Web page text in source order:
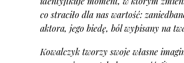
co straciło dla nas wartość:
aktora, jego biedę, ból wypisany na
Kowalczyk tworzy swoje własne